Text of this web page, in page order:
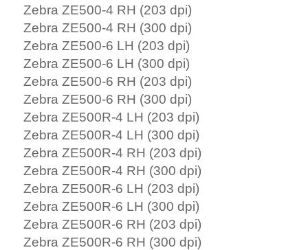
Zebra ZE500-4 RH (203 dpi)
Zebra ZE500-4 RH (300 dpi)
Zebra ZE500-6 LH (203 dpi)
Zebra ZE500-6 LH (300 dpi)
Zebra ZE500-6 RH (203 dpi)
Zebra ZE500-6 RH (300 dpi)
Zebra ZE500R-4 LH (203 dpi)
Zebra ZE500R-4 LH (300 dpi)
Zebra ZE500R-4 RH (203 dpi)
Zebra ZE500R-4 RH (300 dpi)
Zebra ZE500R-6 LH (203 dpi)
Zebra ZE500R-6 LH (300 dpi)
Zebra ZE500R-6 RH (203 dpi)
Zebra ZE500R-6 RH (300 dpi)